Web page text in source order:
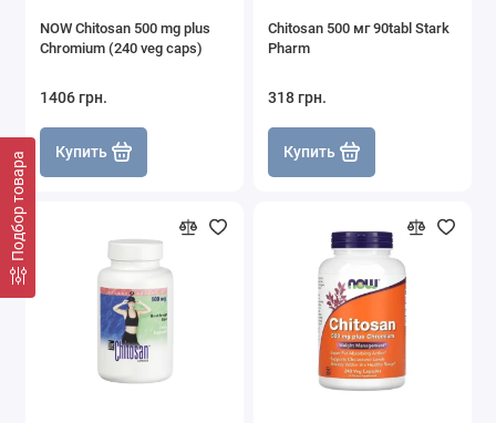
Подбор товара
NOW Chitosan 500 mg plus
Chromium (240 veg caps)
1406 грн.
Купить
Chitosan 500 мг 90tabl Stark
Pharm
318 грн.
Купить